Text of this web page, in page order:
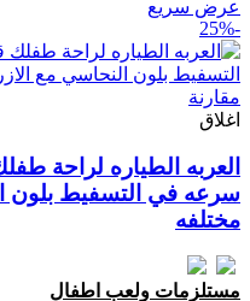
عرض سريع
-25%
مقارنة
اغلاق
العربه الطياره لراحة
سرعه في التسفيط بلون
مختلفه
مستلزمات ولعب اطفال